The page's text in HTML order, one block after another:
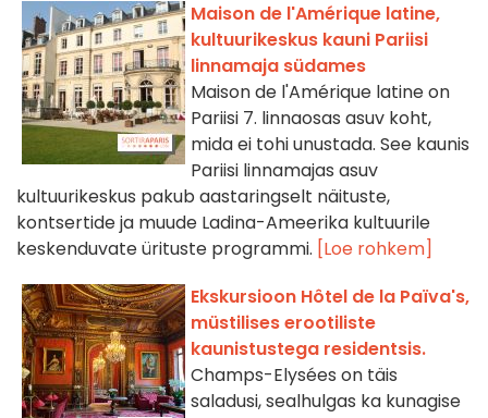
Maison de l'Amérique latine,
kultuurikeskus kauni Pariisi
linnamaja südames
Maison de l'Amérique latine on
Pariisi 7. linnaosas asuv koht,
mida ei tohi unustada. See kaunis
Pariisi linnamajas asuv
kultuurikeskus pakub aastaringselt näituste,
kontsertide ja muude Ladina-Ameerika kultuurile
keskenduvate ürituste programmi. [Loe rohkem]
Ekskursioon Hôtel de la Païva's,
müstilises erootiliste
kaunistustega residentsis.
Champs-Elysées on täis
saladusi, sealhulgas ka kunagise